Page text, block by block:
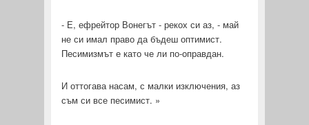
- Е, ефрейтор Вонегът - рекох си аз, - май
не си имал право да бъдеш оптимист.
Песимизмът е като че ли по-оправдан.
И оттогава насам, с малки изключения, аз
съм си все пе­симист. »